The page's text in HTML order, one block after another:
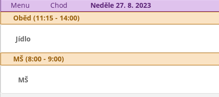
Menu Chod
Neděle 27. 8. 2023
Oběd (11:15 - 14:00)
Jídlo
MŠ (8:00 - 9:00)
MŠ